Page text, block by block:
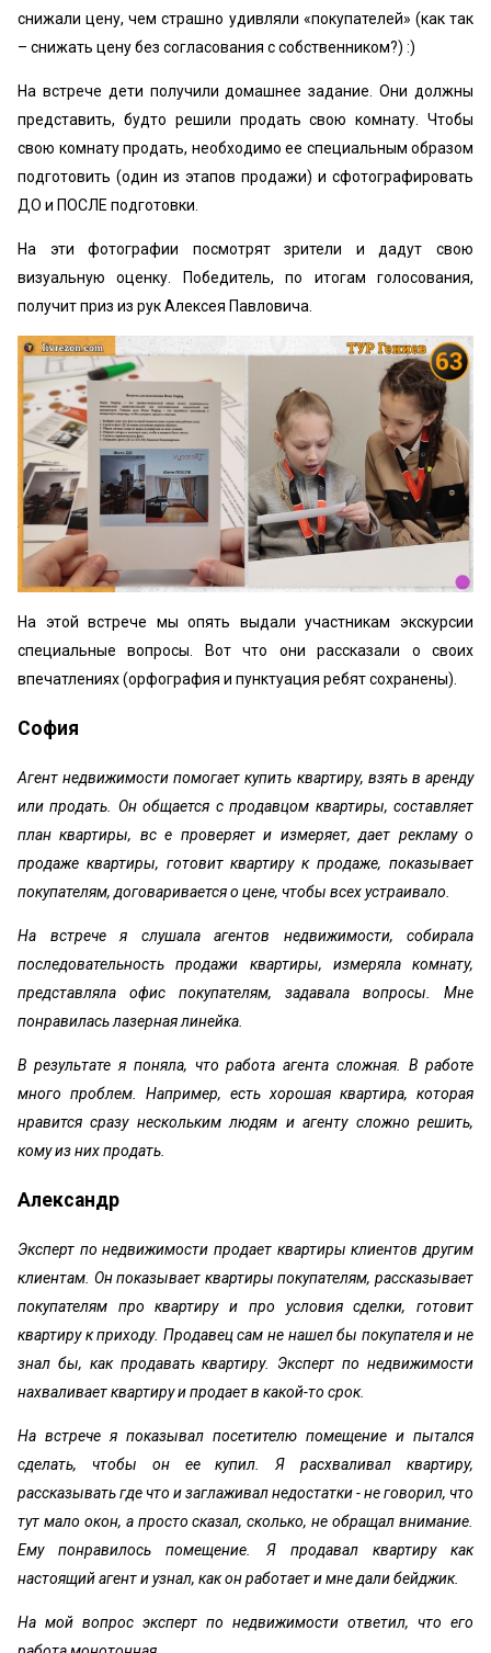
снижали цену, чем страшно удивляли «покупателей» (как так
– снижать цену без согласования с собственником?) :)
На встрече дети получили домашнее задание. Они должны
представить, будто решили продать свою комнату. Чтобы
свою комнату продать, необходимо ее специальным образом
подготовить (один из этапов продажи) и сфотографировать
ДО и ПОСЛЕ подготовки.
На эти фотографии посмотрят зрители и дадут свою
визуальную оценку. Победитель, по итогам голосования,
получит приз из рук Алексея Павловича.
На этой встрече мы опять выдали участникам экскурсии
специальные вопросы. Вот что они рассказали о своих
впечатлениях (орфография и пунктуация ребят сохранены).
София
Агент недвижимости помогает купить квартиру, взять в аренду
или продать. Он общается с продавцом квартиры, составляет
план квартиры, вс е проверяет и измеряет, дает рекламу о
продаже квартиры, готовит квартиру к продаже, показывает
покупателям, договаривается о цене, чтобы всех устраивало.
На встрече я слушала агентов недвижимости, собирала
последовательность продажи квартиры, измеряла комнату,
представляла офис покупателям, задавала вопросы. Мне
понравилась лазерная линейка.
В результате я поняла, что работа агента сложная. В работе
много проблем. Например, есть хорошая квартира, которая
нравится сразу нескольким людям и агенту сложно решить,
кому из них продать.
Александр
Эксперт по недвижимости продает квартиры клиентов другим
клиентам. Он показывает квартиры покупателям, рассказывает
покупателям про квартиру и про условия сделки, готовит
квартиру к приходу. Продавец сам не нашел бы покупателя и не
знал бы, как продавать квартиру. Эксперт по недвижимости
нахваливает квартиру и продает в какой-то срок.
На встрече я показывал посетителю помещение и пытался
сделать, чтобы он ее купил. Я расхваливал квартиру,
рассказывать где что и заглаживал недостатки - не говорил, что
тут мало окон, а просто сказал, сколько, не обращал внимание.
Ему понравилось помещение. Я продавал квартиру как
настоящий агент и узнал, как он работает и мне дали бейджик.
На мой вопрос эксперт по недвижимости ответил, что его